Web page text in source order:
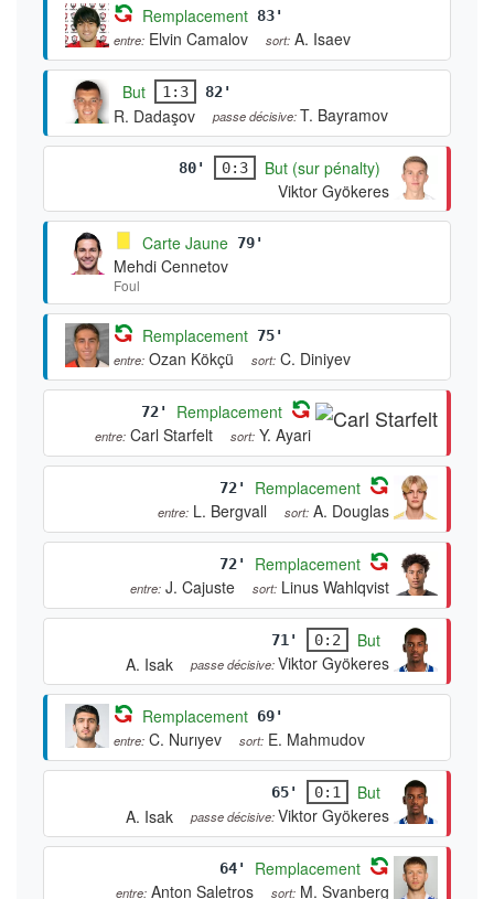
Remplacement 83'
entre: Elvin Camalov sort: A. Isaev
But 1:3 82'
R. Dadaşov passe décisive:T. Bayramov
80' 0:3
But (sur pénalty)
Viktor Gyökeres
Carte Jaune 79'
Mehdi Cennetov
Foul
Remplacement 75'
entre: Ozan Kökçü sort: C. Diniyev
72' Remplacement
entre: Carl Starfelt sort: Y. Ayari
72' Remplacement
entre: L. Bergvall sort: A. Douglas
72' Remplacement
entre: J. Cajuste sort: Linus Wahlqvist
71' 0:2
But
A. Isak
passe décisive:Viktor Gyökeres
Remplacement 69'
entre: C. Nurıyev sort: E. Mahmudov
65' 0:1
But
A. Isak
passe décisive:Viktor Gyökeres
64' Remplacement
entre: Anton Saletros sort: M. Svanberg